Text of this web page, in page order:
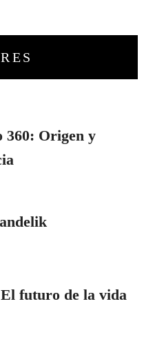
360: Origen y
futuro de la vida